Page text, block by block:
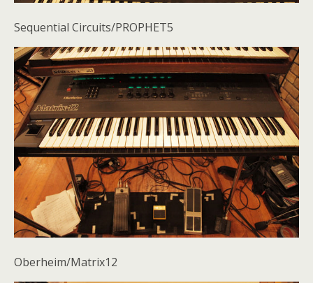
Sequential Circuits/PROPHET5
Oberheim/Matrix12